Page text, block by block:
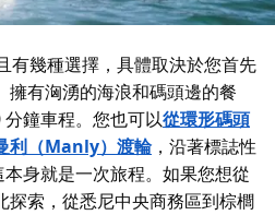
有幾種選擇，具體取決於您首先
有洶湧的海浪和碼頭邊的餐
鐘車程。您也可以從環形碼頭
利（Manly）渡輪，沿著標誌性
身就是一次旅程。如果您想從
索，從悉尼中央商務區到棕櫚